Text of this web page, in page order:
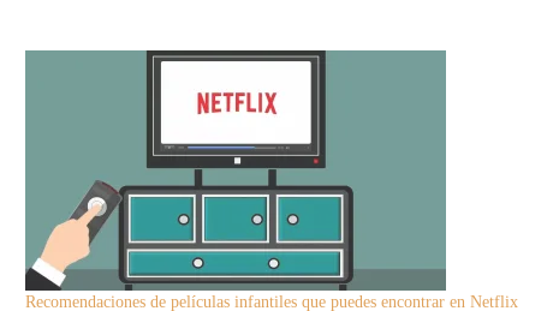
Recomendaciones de películas infantiles que puedes encontrar en Netflix